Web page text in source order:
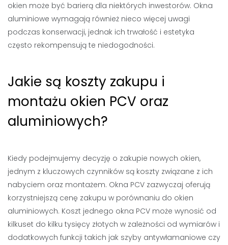
okien może być barierą dla niektórych inwestorów. Okna
aluminiowe wymagają również nieco więcej uwagi
podczas konserwacji, jednak ich trwałość i estetyka
często rekompensują te niedogodności.
Jakie są koszty zakupu i
montażu okien PCV oraz
aluminiowych?
Kiedy podejmujemy decyzję o zakupie nowych okien,
jednym z kluczowych czynników są koszty związane z ich
nabyciem oraz montażem. Okna PCV zazwyczaj oferują
korzystniejszą cenę zakupu w porównaniu do okien
aluminiowych. Koszt jednego okna PCV może wynosić od
kilkuset do kilku tysięcy złotych w zależności od wymiarów i
dodatkowych funkcji takich jak szyby antywłamaniowe czy